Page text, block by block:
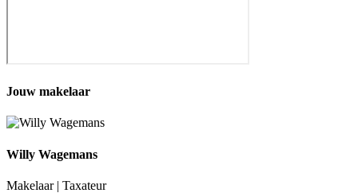
Jouw makelaar
Willy Wagemans
Makelaar | Taxateur